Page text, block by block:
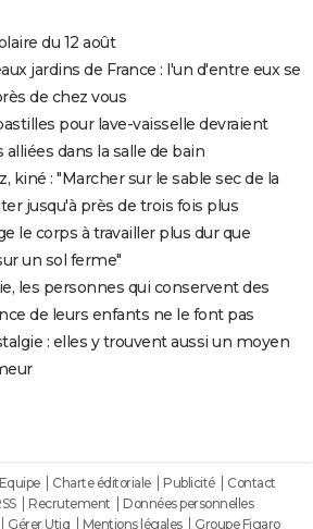
du 12 août
jardins de France : l'un d'entre eux se
de chez vous
pour lave-vaisselle devraient
dans la salle de bain
kiné : "Marcher sur le sable sec de la
jusqu'à près de trois fois plus
le corps à travailler plus dur que
un sol ferme"
les personnes qui conservent des
de leurs enfants ne le font pas
: elles y trouvent aussi un moyen
Equipe Charte éditoriale Publicité
Contact
Recrutement
Données personnelles
Gérer Utiq Mentions légales Groupe Figaro